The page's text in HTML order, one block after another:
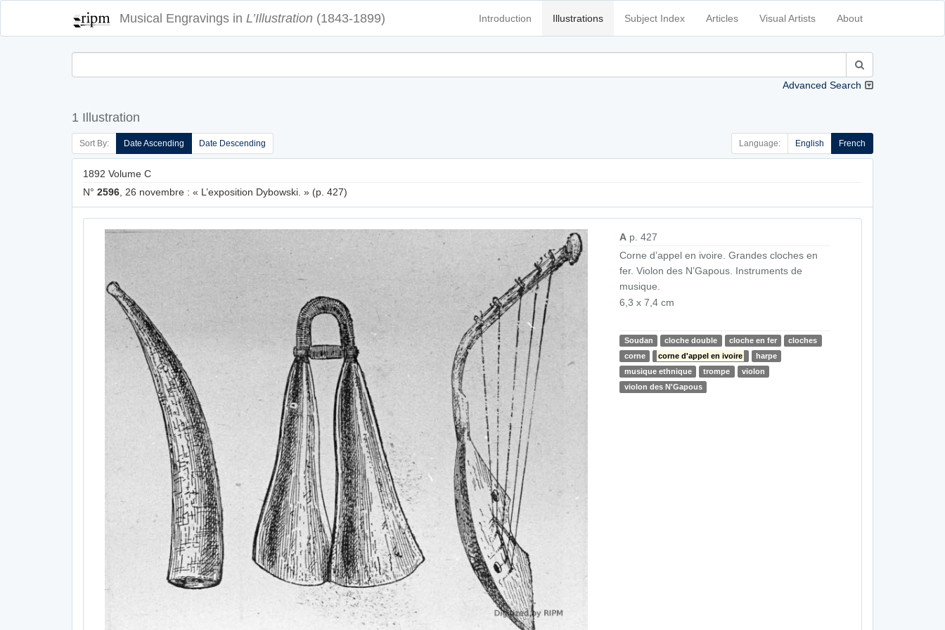
Musical Engravings in L’Illustration (1843-1899) Introduction Illustrations Subject Index Articles Visual Artists About
Advanced Search
1 Illustration
Sort By: Date Ascending Date Descending Language: English French
1892 Volume C
N° 2596 , 26 novembre : « L’exposition Dybowski. » (p. 427)
A p. 427
Corne d’appel en ivoire. Grandes cloches en
fer. Violon des N’Gapous. Instruments de
musique.
6,3 x 7,4 cm
Soudan cloche double cloche en fer
cloches
corne
corne d'appel en ivoire
harpe
musique ethnique
trompe
violon
violon des N'Gapous